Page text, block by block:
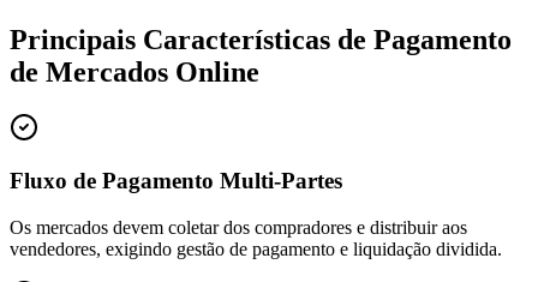
Principais Características de Pagamento
de Mercados Online
Fluxo de Pagamento Multi-Partes
Os mercados devem coletar dos compradores e distribuir aos
vendedores, exigindo gestão de pagamento e liquidação dividida.